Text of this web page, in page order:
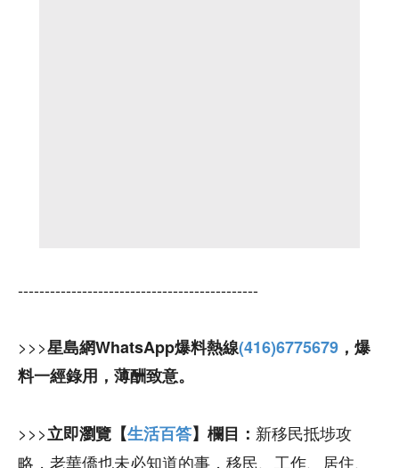
---------------------------------------------
>>>星島網WhatsApp爆料熱線(416)6775679 ，爆
料一經錄用，薄酬致意。
>>>立即瀏覽【生活百答】欄目： 新移民抵埗攻
略，老華僑也未必知道的事，移民、工作、居住、